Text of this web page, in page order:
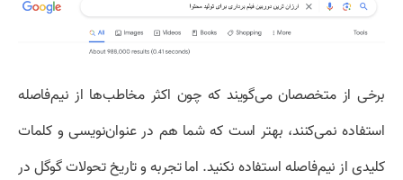
برخی از متخصصان می‌گویند که چون اکثر مخاطب‌ها از نیم‌فاصله
استفاده نمی‌کنند، بهتر است که شما هم در عنوان‌نویسی و کلمات
کلیدی از نیم‌فاصله استفاده نکنید. اما تجربه و تاریخ تحولات گوگل در